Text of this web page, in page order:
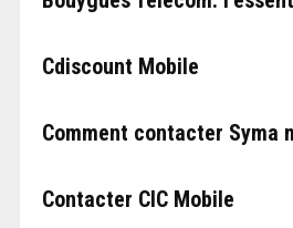
Cdiscount Mobile
Comment contacter Syma
Contacter CIC Mobile